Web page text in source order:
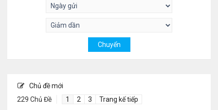
Chủ đề mới
229 Chủ Đề
1 2 3 Trang kế tiếp